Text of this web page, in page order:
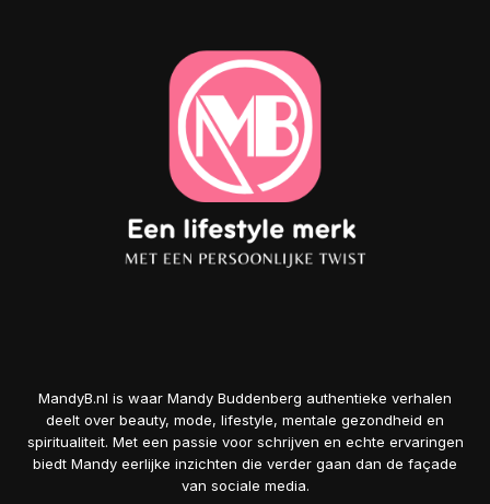
MandyB.nl is waar Mandy Buddenberg authentieke verhalen
deelt over beauty, mode, lifestyle, mentale gezondheid en
spiritualiteit. Met een passie voor schrijven en echte ervaringen
biedt Mandy eerlijke inzichten die verder gaan dan de façade
van sociale media.